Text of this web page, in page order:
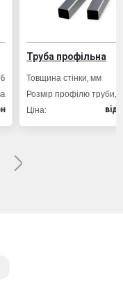
Труба профільна
стінки, мм
профілю труби, мм
вiд 49.80